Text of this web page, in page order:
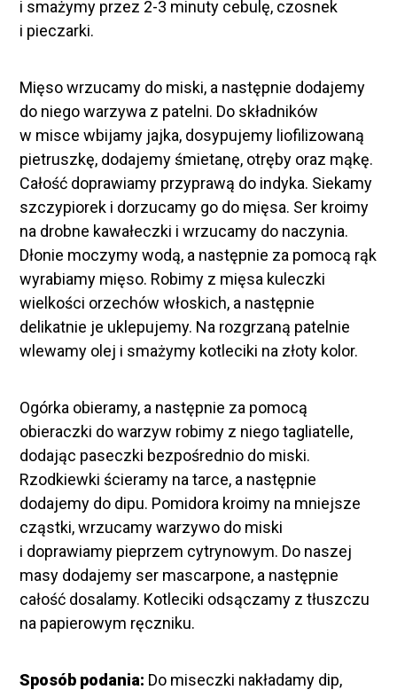
i smażymy przez 2-3 minuty cebulę, czosnek
i pieczarki.
Mięso wrzucamy do miski, a następnie dodajemy
do niego warzywa z patelni. Do składników
w misce wbijamy jajka, dosypujemy liofilizowaną
pietruszkę, dodajemy śmietanę, otręby oraz mąkę.
Całość doprawiamy przyprawą do indyka. Siekamy
szczypiorek i dorzucamy go do mięsa. Ser kroimy
na drobne kawałeczki i wrzucamy do naczynia.
Dłonie moczymy wodą, a następnie za pomocą rąk
wyrabiamy mięso. Robimy z mięsa kuleczki
wielkości orzechów włoskich, a następnie
delikatnie je uklepujemy. Na rozgrzaną patelnie
wlewamy olej i smażymy kotleciki na złoty kolor.
Ogórka obieramy, a następnie za pomocą
obieraczki do warzyw robimy z niego tagliatelle,
dodając paseczki bezpośrednio do miski.
Rzodkiewki ścieramy na tarce, a następnie
dodajemy do dipu. Pomidora kroimy na mniejsze
cząstki, wrzucamy warzywo do miski
i doprawiamy pieprzem cytrynowym. Do naszej
masy dodajemy ser mascarpone, a następnie
całość dosalamy. Kotleciki odsączamy z tłuszczu
na papierowym ręczniku.
Sposób podania: Do miseczki nakładamy dip,